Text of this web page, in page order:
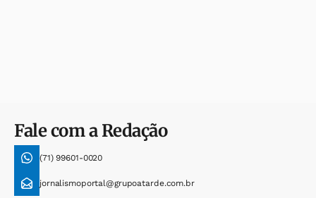
Fale com a Redação
(71) 99601-0020
jornalismoportal@grupoatarde.com.br